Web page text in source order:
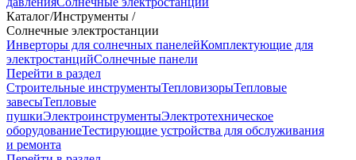
Каталог/Инструменты /
Солнечные электростанции
Инверторы для солнечных панелейКомплектующие для
электростанцийСолнечные панели
Перейти в раздел
Строительные инструментыТепловизорыТепловые
завесыТепловые
пушкиЭлектроинструментыЭлектротехническое
оборудованиеТестирующие устройства для обслуживания
и ремонта